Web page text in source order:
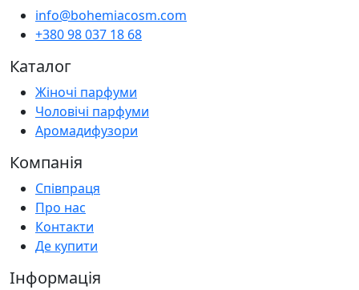
info@bohemiacosm.com
+380 98 037 18 68
Каталог
Жіночі парфуми
Чоловічі парфуми
Аромадифузори
Компанія
Співпраця
Про нас
Контакти
Де купити
Інформація